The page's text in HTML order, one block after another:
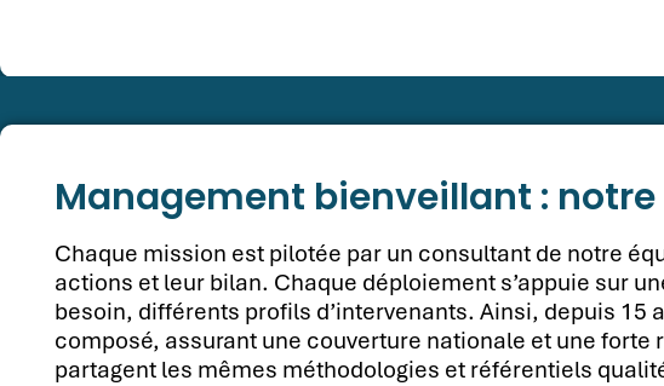
Management bienveillant :
Chaque mission est pilotée par un consultant de notre
actions et leur bilan. Chaque déploiement s’appuie sur
besoin, différents profils d’intervenants. Ainsi, depuis
composé, assurant une couverture nationale et une forte
partagent les mêmes méthodologies et référentiels